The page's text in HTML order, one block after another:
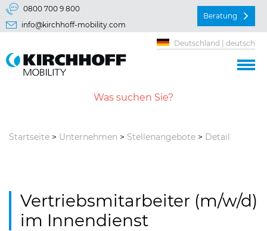
Springe direkt zu:
Hauptmenü
0800 700 9 800
info@kirchhoff-mobility.com
Beratung
Deutschland | deutsch
Startseite > Unternehmen > Stellenangebote > Detail
Vertriebsmitarbeiter (m/w/d)
im Innendienst